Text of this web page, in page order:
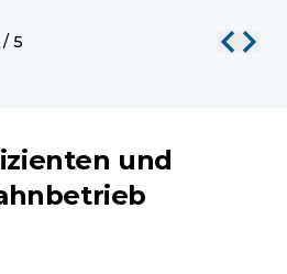
/ 5
und